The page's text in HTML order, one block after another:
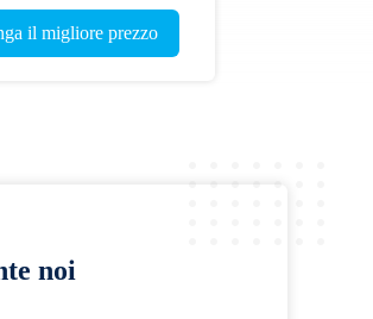
il migliore prezzo
noi